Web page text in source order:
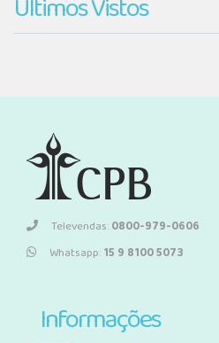
Últimos Vistos
Televendas:0800-979-0606
Whatsapp:15 9 8100 5073
Informações